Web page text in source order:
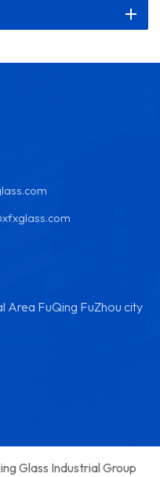
Area FuQing FuZhou city
Glass Industrial Group